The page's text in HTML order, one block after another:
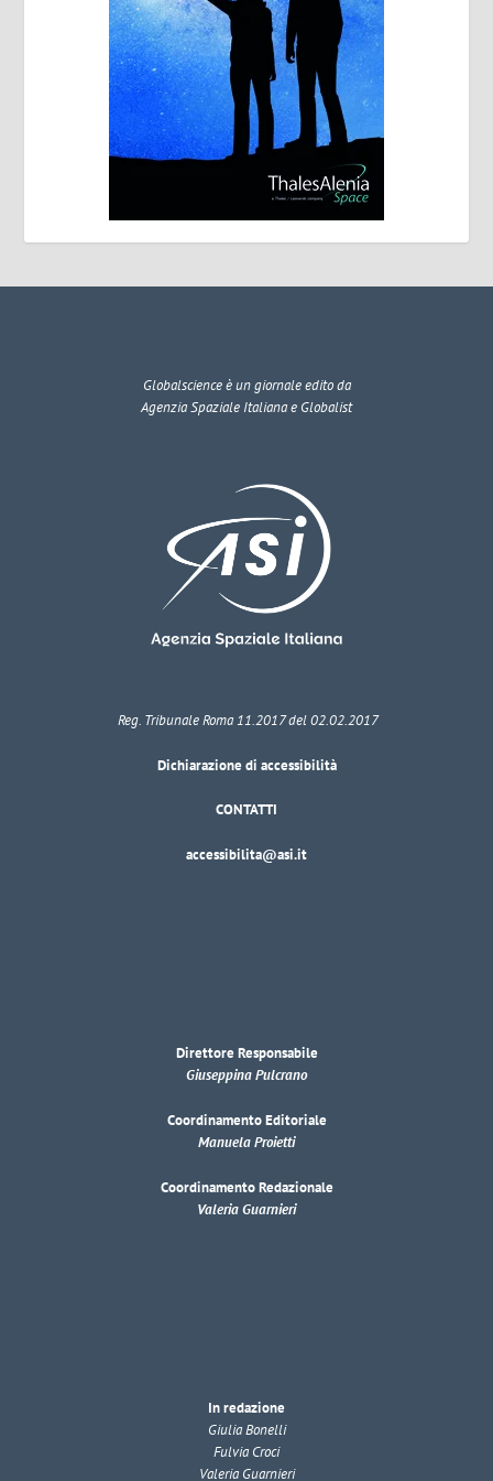
Globalscienceè un giornale edito da
Agenzia Spaziale Italiana e Globalist
Reg. Tribunale Roma 11.2017 del 02.02.2017
Dichiarazione di accessibilità
CONTATTI
accessibilita@asi.it
Direttore Responsabile
Giuseppina Pulcrano
Coordinamento Editoriale
Manuela Proietti
Coordinamento Redazionale
Valeria Guarnieri
In redazione
Giulia Bonelli
Fulvia Croci
Valeria Guarnieri